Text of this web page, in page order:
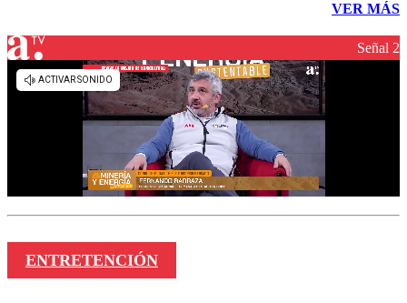
VER MÁS
Señal 2
ENTRETENCIÓN